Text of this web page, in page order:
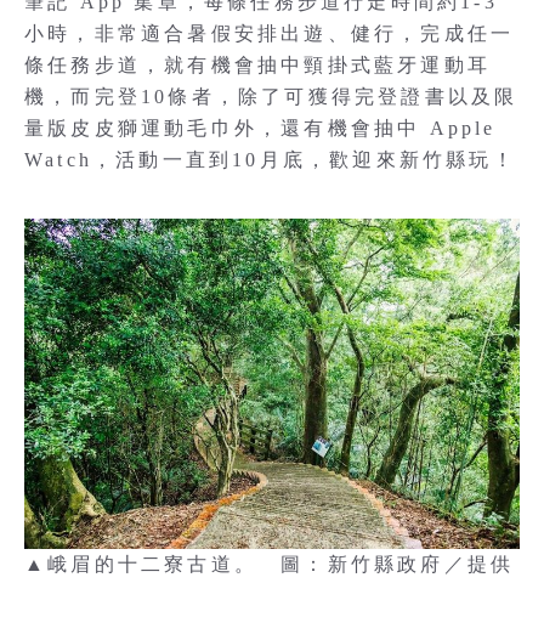
小時，非常適合暑假安排出遊、健行，完成任一
條任務步道，就有機會抽中頸掛式藍牙運動耳
機，而完登10條者，除了可獲得完登證書以及限
量版皮皮獅運動毛巾外，還有機會抽中 Apple
Watch，活動一直到10月底，歡迎來新竹縣玩！
▲峨眉的十二寮古道。 圖：新竹縣政府／提供